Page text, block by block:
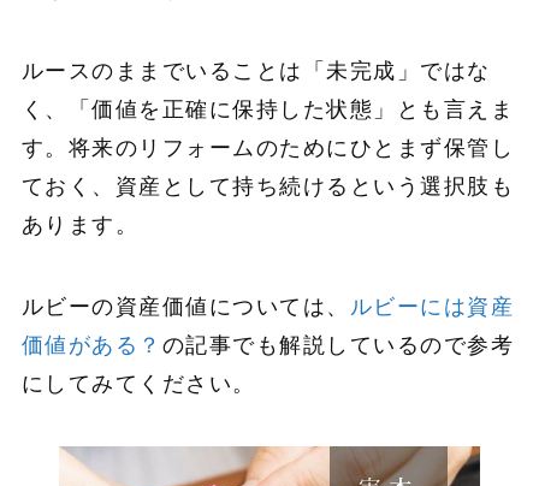
ルースのままでいることは「未完成」ではな
く、「価値を正確に保持した状態」とも言えま
す。将来のリフォームのためにひとまず保管し
ておく、資産として持ち続けるという選択肢も
あります。
ルビーの資産価値については、
ルビーには資産
価値がある？ の記事でも解説しているので参考
にしてみてください。